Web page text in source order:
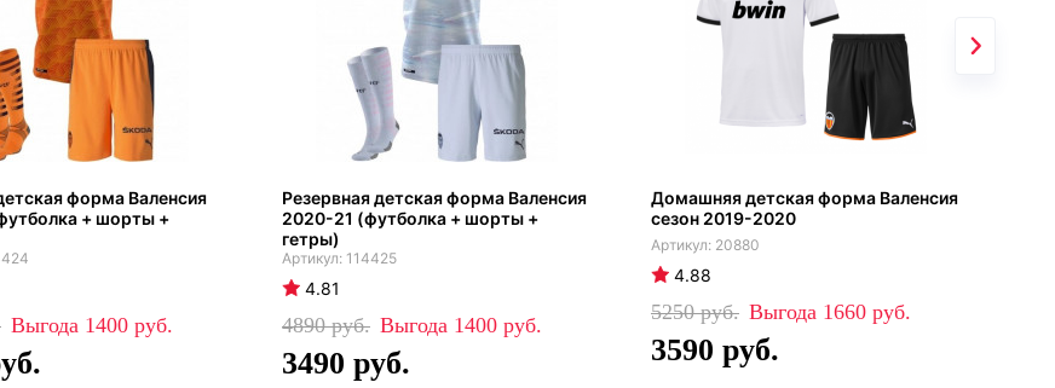
форма Валенсия
+ шорты +
1400
Резервная детская форма Валенсия
2020-21 (футболка + шорты +
гетры)
114425
4.81
4890 1400
3490
Домашняя детская форма Валенсия
сезон 2019-2020
20880
4.88
5250 1660
3590